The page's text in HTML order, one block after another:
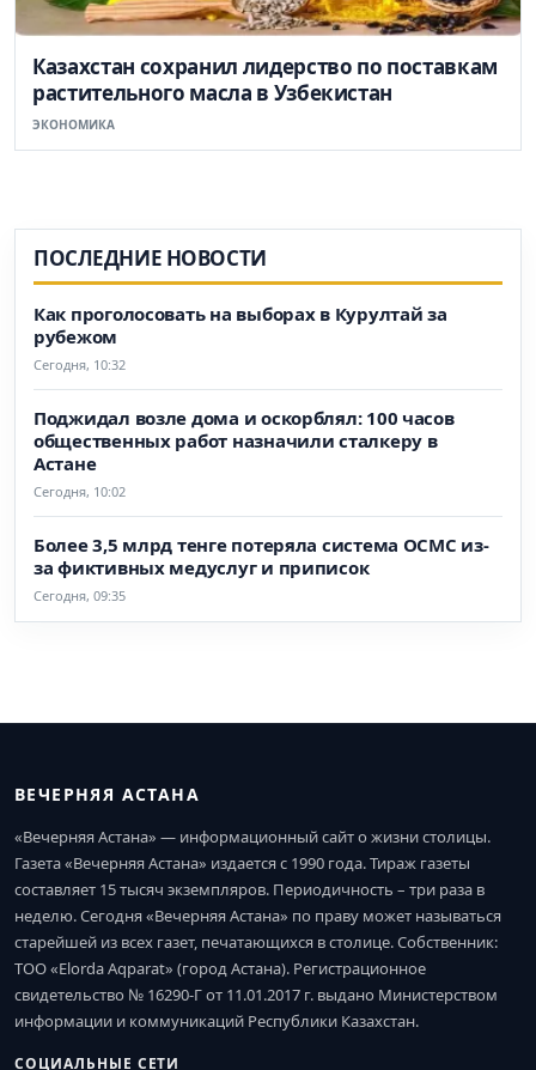
Казахстан сохранил лидерство по поставкам
растительного масла в Узбекистан
ЭКОНОМИКА
ПОСЛЕДНИЕ НОВОСТИ
Как проголосовать на выборах в Курултай за
рубежом
Сегодня, 10:32
Поджидал возле дома и оскорблял: 100 часов
общественных работ назначили сталкеру в
Астане
Сегодня, 10:02
Более 3,5 млрд тенге потеряла система ОСМС из-
за фиктивных медуслуг и приписок
Сегодня, 09:35
ВЕЧЕРНЯЯ АСТАНА
«Вечерняя Астана» — информационный сайт о жизни столицы.
Газета «Вечерняя Астана» издается с 1990 года. Тираж газеты
составляет 15 тысяч экземпляров. Периодичность – три раза в
неделю. Сегодня «Вечерняя Астана» по праву может называться
старейшей из всех газет, печатающихся в столице. Собственник:
ТОО «Elorda Aqparat» (город Астана). Регистрационное
свидетельство № 16290-Г от 11.01.2017 г. выдано Министерством
информации и коммуникаций Республики Казахстан.
СОЦИАЛЬНЫЕ СЕТИ